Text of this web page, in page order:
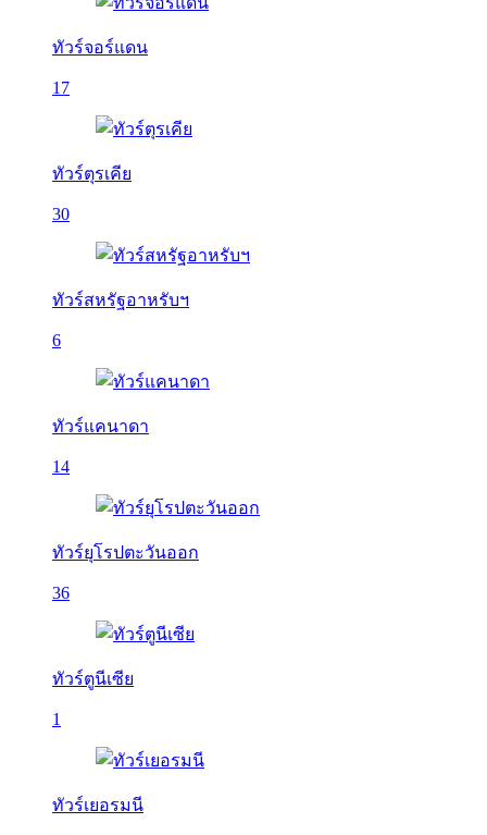
ทัวร์จอร์แดน
17
ทัวร์ตุรเคีย
30
ทัวร์สหรัฐอาหรับฯ
6
ทัวร์แคนาดา
14
ทัวร์ยุโรปตะวันออก
36
ทัวร์ตูนีเซีย
1
ทัวร์เยอรมนี